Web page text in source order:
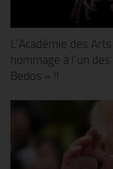
L’Académie des
hommage à l’un
Bedos » !!